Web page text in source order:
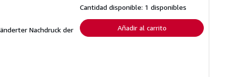
Nachdruck der
tarifas
de
envío
Cantidad disponible: 1 disponibles
Añadir al carrito